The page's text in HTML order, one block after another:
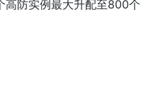
高防实例最大升配至800个